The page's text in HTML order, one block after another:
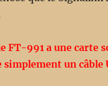
FT-991 a une carte
simplement un câble